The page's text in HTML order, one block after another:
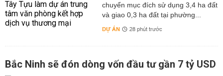
chuyển mục đích sử dụng 3,4 ha đất
và giao 0,3 ha đất tại phường...
DỰ ÁN 28 phút trước
Bắc Ninh sẽ đón dòng vốn đầu tư gần 7 tỷ USD